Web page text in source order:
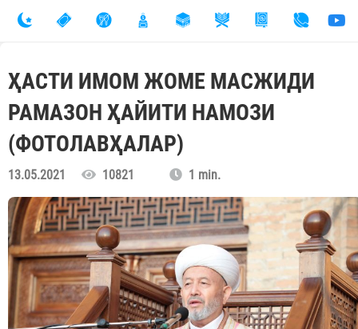
ҲАСТИ ИМОМ ЖОМЕ МАСЖИДИ
РАМАЗОН ҲАЙИТИ НАМОЗИ
(ФОТОЛАВҲАЛАР)
13.05.2021 10821 1 min.